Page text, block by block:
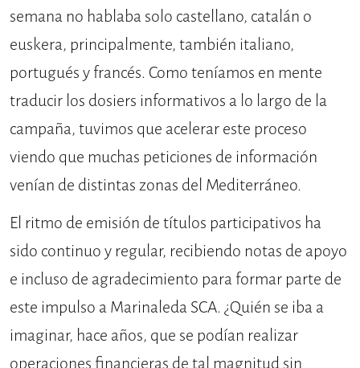
semana no hablaba solo castellano, catalán o
euskera, principalmente, también italiano,
portugués y francés. Como teníamos en mente
traducir los dosiers informativos a lo largo de la
campaña, tuvimos que acelerar este proceso
viendo que muchas peticiones de información
venían de distintas zonas del Mediterráneo.
El ritmo de emisión de títulos participativos ha
sido continuo y regular, recibiendo notas de apoyo
e incluso de agradecimiento para formar parte de
este impulso a Marinaleda SCA. ¿Quién se iba a
imaginar, hace años, que se podían realizar
operaciones financieras de tal magnitud sin